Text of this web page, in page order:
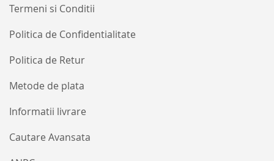
Termeni si Conditii
Politica de Confidentialitate
Politica de Retur
Metode de plata
Informatii livrare
Cautare Avansata